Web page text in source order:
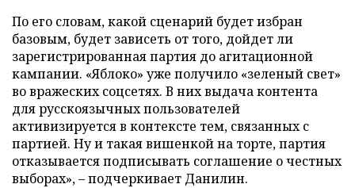
По его словам, какой сценарий будет избран
базовым, будет зависеть от того, дойдет ли
зарегистрированная партия до агитационной
кампании. «Яблоко» уже получило «зеленый свет»
во вражеских соцсетях. В них выдача контента
для русскоязычных пользователей
активизируется в контексте тем, связанных с
партией. Ну и такая вишенкой на торте, партия
отказывается подписывать соглашение о честных
выборах», – подчеркивает Данилин.